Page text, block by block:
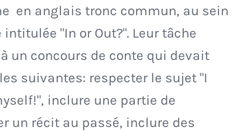
en anglais tronc commun, au sein
"In or Out?". Leur tâche
un concours de conte qui devait
suivantes: respecter le sujet "I
inclure une partie de
un récit au passé, inclure des